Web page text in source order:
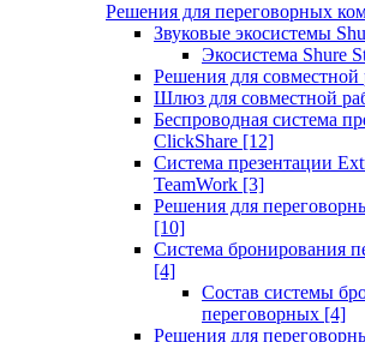
Решения для переговорных
Звуковые экосистемы
Экосистема Shure
Решения для
Шлюз для совместной
Беспроводная система
ClickShare [12]
Система презентации
TeamWork [3]
Решения для
[10]
Система бронирования
[4]
Состав системы
переговорных [4]
Решения для